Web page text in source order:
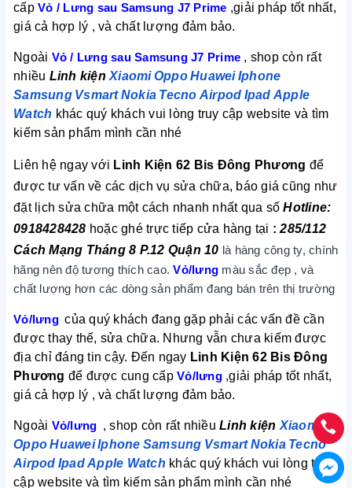
cấp Vỏ / Lưng sau Samsung J7 Prime ,giải pháp tốt nhất,
giá cả hợp lý , và chất lượng đảm bảo.
Ngoài Vỏ / Lưng sau Samsung J7 Prime , shop còn rất
nhiều Linh kiện Xiaomi OppoHuawei Iphone
Samsung Vsmart Nokia Tecno Airpod Ipad Apple
Watch khác quý khách vui lòng truy cập website và tìm
kiếm sản phẩm mình cần nhé
Liên hệ ngay với Linh Kiện 62 Bis Đông Phương để
được tư vấn về các dịch vụ sửa chữa, báo giá cũng như
đặt lịch sửa chữa một cách nhanh nhất qua sốHotline:
0918428428 hoặc ghé trực tiếp cửa hàng tại :285/112
Cách Mạng Tháng 8 P.12 Quận 10 là hàng công ty, chính
hãng nên độ tương thích cao. Vỏ/lưng màu sắc đẹp , và
chất lượng hơn các dòng sản phẩm đang bán trên thị trường
Vỏ/lưng của quý khách đang gặp phải các vấn đề cần
được thay thế, sửa chữa. Nhưng vẫn chưa kiếm được
địa chỉ đáng tin cậy. Đến ngay Linh Kiện 62 Bis Đông
Phương để được cung cấp Vỏ/lưng,giải pháp tốt nhất,
giá cả hợp lý , và chất lượng đảm bảo.
Ngoài Vỏ/lưng , shop còn rất nhiều Linh kiện Xiaomi
OppoHuaweiIphone Samsung Vsmart Nokia Tecno
Airpod IpadApple Watch khác quý khách vui lòng truy
cập website và tìm kiếm sản phẩm mình cần nhé